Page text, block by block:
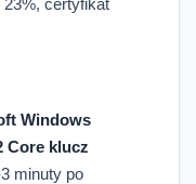
Windows
Core klucz
minuty po